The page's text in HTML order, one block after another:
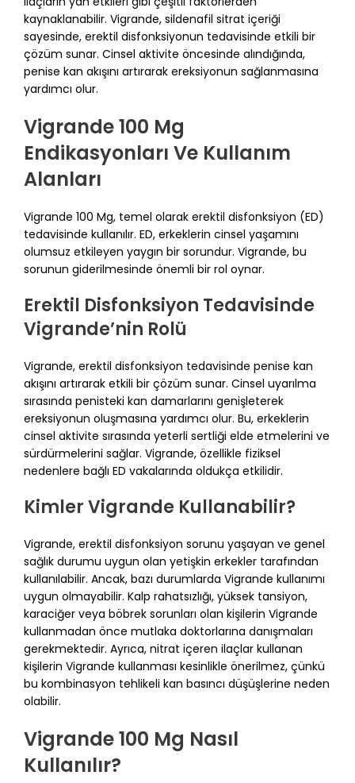
kaynaklanabilir. Vigrande, sildenafil sitrat içeriği
sayesinde, erektil disfonksiyonun tedavisinde etkili bir
çözüm sunar. Cinsel aktivite öncesinde alındığında,
penise kan akışını artırarak ereksiyonun sağlanmasına
yardımcı olur.
Vigrande 100 Mg
Endikasyonları Ve Kullanım
Alanları
Vigrande 100 Mg, temel olarak erektil disfonksiyon (ED)
tedavisinde kullanılır. ED, erkeklerin cinsel yaşamını
olumsuz etkileyen yaygın bir sorundur. Vigrande, bu
sorunun giderilmesinde önemli bir rol oynar.
Erektil Disfonksiyon Tedavisinde
Vigrande’nin Rolü
Vigrande, erektil disfonksiyon tedavisinde penise kan
akışını artırarak etkili bir çözüm sunar. Cinsel uyarılma
sırasında penisteki kan damarlarını genişleterek
ereksiyonun oluşmasına yardımcı olur. Bu, erkeklerin
cinsel aktivite sırasında yeterli sertliği elde etmelerini ve
sürdürmelerini sağlar. Vigrande, özellikle fiziksel
nedenlere bağlı ED vakalarında oldukça etkilidir.
Kimler Vigrande Kullanabilir?
Vigrande, erektil disfonksiyon sorunu yaşayan ve genel
sağlık durumu uygun olan yetişkin erkekler tarafından
kullanılabilir. Ancak, bazı durumlarda Vigrande kullanımı
uygun olmayabilir. Kalp rahatsızlığı, yüksek tansiyon,
karaciğer veya böbrek sorunları olan kişilerin Vigrande
kullanmadan önce mutlaka doktorlarına danışmaları
gerekmektedir. Ayrıca, nitrat içeren ilaçlar kullanan
kişilerin Vigrande kullanması kesinlikle önerilmez, çünkü
bu kombinasyon tehlikeli kan basıncı düşüşlerine neden
olabilir.
Vigrande 100 Mg Nasıl
Kullanılır?